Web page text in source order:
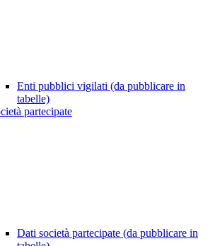
Enti pubblici vigilati (da pubblicare in
tabelle)
partecipate
Dati società partecipate (da pubblicare in